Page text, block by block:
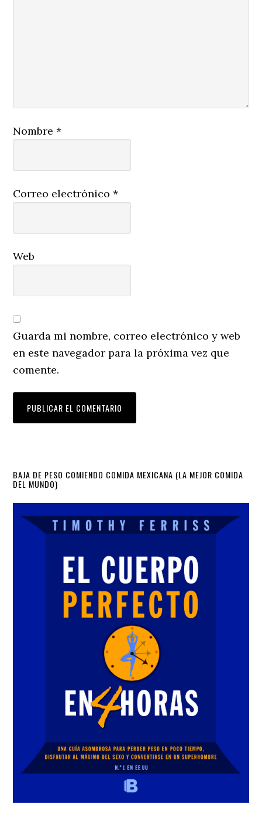
Nombre*
Correo electrónico*
Web
Guarda mi nombre, correo electrónico y web
en este navegador para la próxima vez que
comente.
Primary
Sidebar
BAJA DE PESO COMIENDO COMIDA MEXICANA (LA MEJOR COMIDA
DEL MUNDO)